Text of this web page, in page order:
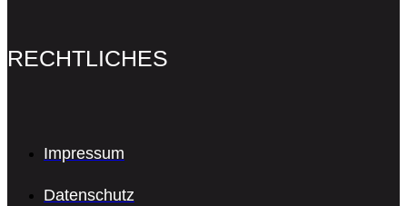
RECHTLICHES
Impressum
Datenschutz